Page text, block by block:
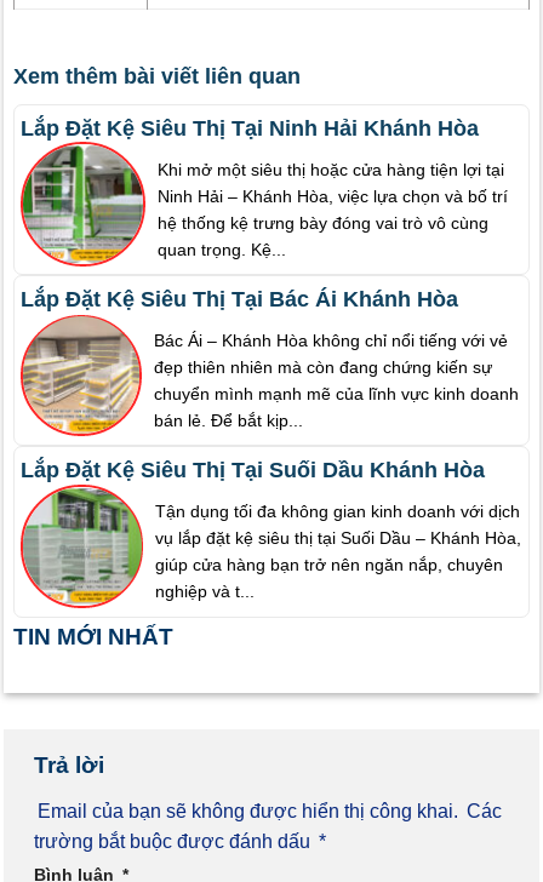
Xem thêm bài viết liên quan
Lắp Đặt Kệ Siêu Thị Tại Ninh Hải Khánh Hòa
Khi mở một siêu thị hoặc cửa hàng tiện lợi tại
Ninh Hải – Khánh Hòa, việc lựa chọn và bố trí
hệ thống kệ trưng bày đóng vai trò vô cùng
quan trọng. Kệ...
Lắp Đặt Kệ Siêu Thị Tại Bác Ái Khánh Hòa
Bác Ái – Khánh Hòa không chỉ nổi tiếng với vẻ
đẹp thiên nhiên mà còn đang chứng kiến sự
chuyển mình mạnh mẽ của lĩnh vực kinh doanh
bán lẻ. Để bắt kịp...
Lắp Đặt Kệ Siêu Thị Tại Suối Dầu Khánh Hòa
Tận dụng tối đa không gian kinh doanh với dịch
vụ lắp đặt kệ siêu thị tại Suối Dầu – Khánh Hòa,
giúp cửa hàng bạn trở nên ngăn nắp, chuyên
nghiệp và t...
TIN MỚI NHẤT
Trả lời
Email của bạn sẽ không được hiển thị công khai. Các
trường bắt buộc được đánh dấu *
Bình luận *